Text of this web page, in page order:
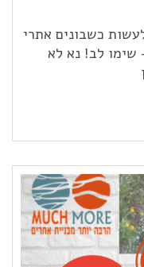
כשבונים אתרי
3 נושאים – שימו לב! נא לא